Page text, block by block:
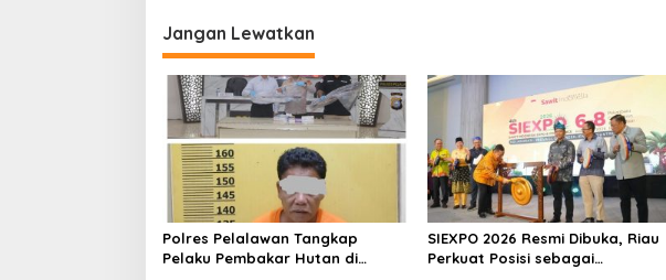
9
i
g
a
s
i
p
o
s
Jangan Lewatkan
Polres Pelalawan Tangkap
Pelaku Pembakar Hutan di
SIEXPO 2026 Resmi Dibuka, Riau
Perkuat Posisi sebagai